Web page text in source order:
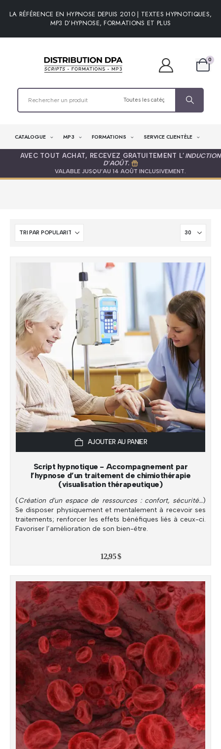
LA RÉFÉRENCE EN HYPNOSE DEPUIS 2010 | TEXTES HYPNOTIQUES,
MP3 D’HYPNOSE, FORMATIONS ET PLUS
0
CATALOGUE MP3 FORMATIONS SERVICE CLIENTÈLE
AVEC TOUT ACHAT, RECEVEZ GRATUITEMENT L’ INDUCTION
D'AOÛT.
VALABLE JUSQU’AU 14 AOÛT INCLUSIVEMENT.
AJOUTER AU PANIER
Script hypnotique - Accompagnement par
l’hypnose d’un traitement de chimiothérapie
(visualisation thérapeutique)
(Création d’un espace de ressources : confort, sécurité…)
Se disposer physiquement et mentalement à recevoir ses
traitements; renforcer les effets bénéfiques liés à ceux-ci.
Favoriser l’amélioration de son bien-être.
12,95$